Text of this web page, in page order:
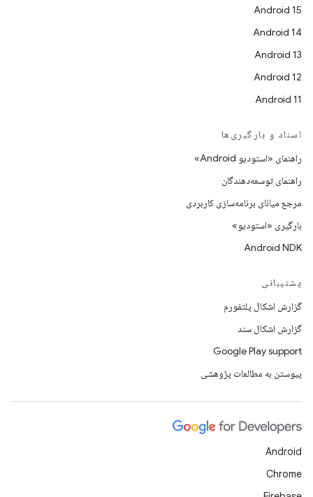
Android 15
Android 14
Android 13
Android 12
Android 11
اسناد و بارگیری‌ها
راهنمای «استودیو Android»
راهنمای توسعه‌دهندگان
مرجع میانای برنامه‌سازی کاربردی
بارگیری «استودیو»
Android NDK
پشتیبانی
گزارش اشکال پلتفورم
گزارش اشکال سند
Google Play support
پیوستن به مطالعات پژوهشی
Android
Chrome